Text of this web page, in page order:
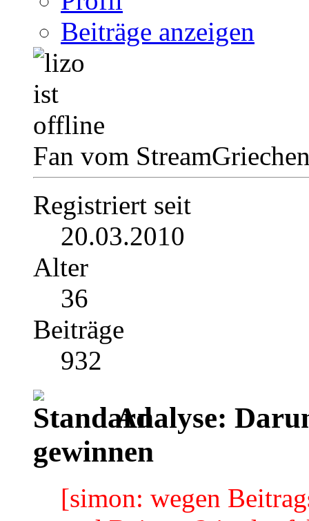
Beiträge anzeigen
Fan vom
Registriert seit
20.03.2010
Alter
36
Beiträge
932
Analyse:
gewinnen
[simon: wegen